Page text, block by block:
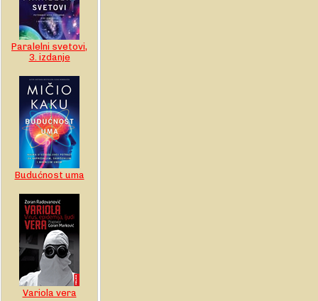
Paralelni svetovi,
3. izdanje
Budućnost uma
Variola vera